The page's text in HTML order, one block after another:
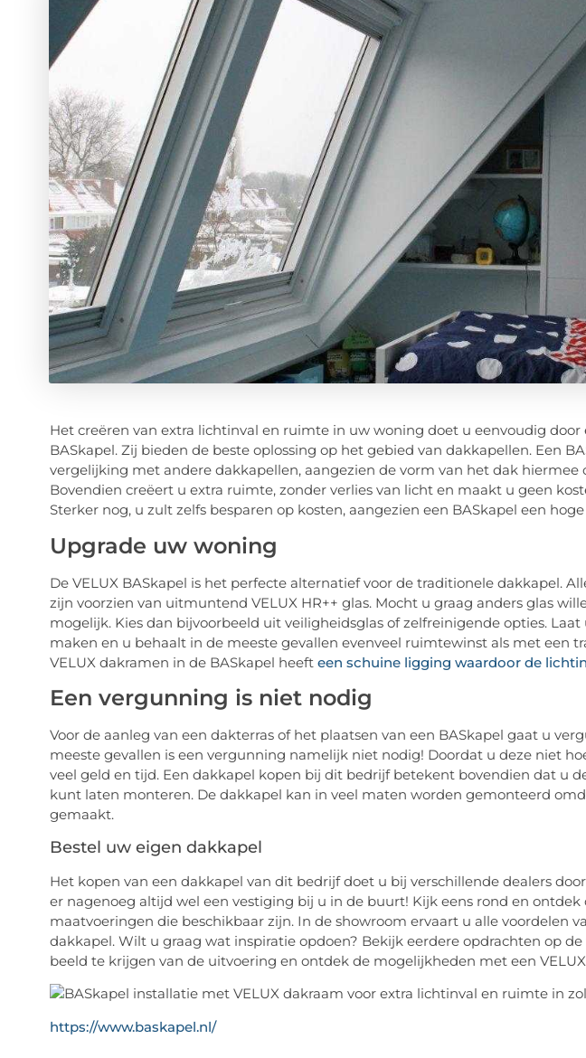
Het creëren van extra lichtinval en ruimte in uw woning doet u eenvoudig door
BASkapel. Zij bieden de beste oplossing op het gebied van dakkapellen. Een
vergelijking met andere dakkapellen, aangezien de vorm van het dak
Bovendien creëert u extra ruimte, zonder verlies van licht en maakt u geen
Sterker nog, u zult zelfs besparen op kosten, aangezien een BASkapel een
Upgrade uw woning
De VELUX BASkapel is het perfecte alternatief voor de traditionele dakkapel.
zijn voorzien van uitmuntend VELUX HR++ glas. Mocht u graag anders glas
mogelijk. Kies dan bijvoorbeeld uit veiligheidsglas of zelfreinigende opties.
maken en u behaalt in de meeste gevallen evenveel ruimtewinst als met een
VELUX dakramen in de BASkapel heeft een schuine ligging waardoor de
Een vergunning is niet nodig
Voor de aanleg van een dakterras of het plaatsen van een BASkapel gaat u
meeste gevallen is een vergunning namelijk niet nodig! Doordat u deze niet
veel geld en tijd. Een dakkapel kopen bij dit bedrijf betekent bovendien dat u
kunt laten monteren. De dakkapel kan in veel maten worden gemonteerd
gemaakt.
Bestel uw eigen dakkapel
Het kopen van een dakkapel van dit bedrijf doet u bij verschillende dealers
er nagenoeg altijd wel een vestiging bij u in de buurt! Kijk eens rond en ontdek
maatvoeringen die beschikbaar zijn. In de showroom ervaart u alle voordelen
dakkapel. Wilt u graag wat inspiratie opdoen? Bekijk eerdere opdrachten op
beeld te krijgen van de uitvoering en ontdek de mogelijkheden met een VELUX
https://www.baskapel.nl/